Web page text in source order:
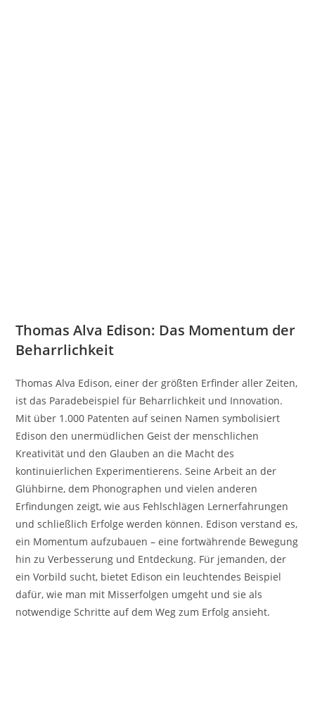
Thomas Alva Edison: Das Momentum der
Beharrlichkeit
Thomas Alva Edison, einer der größten Erfinder aller Zeiten,
ist das Paradebeispiel für Beharrlichkeit und Innovation.
Mit über 1.000 Patenten auf seinen Namen symbolisiert
Edison den unermüdlichen Geist der menschlichen
Kreativität und den Glauben an die Macht des
kontinuierlichen Experimentierens. Seine Arbeit an der
Glühbirne, dem Phonographen und vielen anderen
Erfindungen zeigt, wie aus Fehlschlägen Lernerfahrungen
und schließlich Erfolge werden können. Edison verstand es,
ein Momentum aufzubauen – eine fortwährende Bewegung
hin zu Verbesserung und Entdeckung. Für jemanden, der
ein Vorbild sucht, bietet Edison ein leuchtendes Beispiel
dafür, wie man mit Misserfolgen umgeht und sie als
notwendige Schritte auf dem Weg zum Erfolg ansieht.